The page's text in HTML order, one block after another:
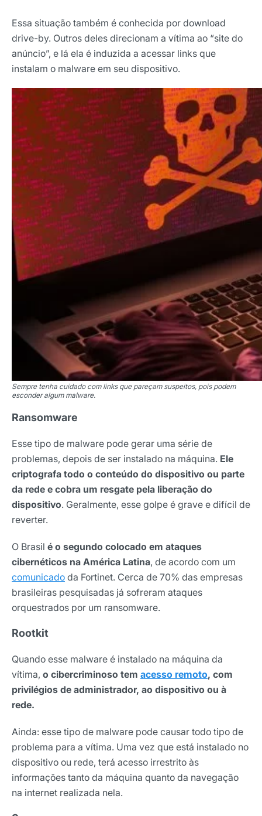
Essa situação também é conhecida por download
drive-by. Outros deles direcionam a vítima ao “site do
anúncio”, e lá ela é induzida a acessar links que
instalam o malware em seu dispositivo.
Sempre tenha cuidado com links que pareçam suspeitos, pois podem
esconder algum malware.
Ransomware
Esse tipo de malware pode gerar uma série de
problemas, depois de ser instalado na máquina. Ele
criptografa todo o conteúdo do dispositivo ou parte
da rede e cobra um resgate pela liberação do
dispositivo. Geralmente, esse golpe é grave e difícil de
reverter.
O Brasil é o segundo colocado em ataques
cibernéticos na América Latina, de acordo com um
comunicado da Fortinet. Cerca de 70% das empresas
brasileiras pesquisadas já sofreram ataques
orquestrados por um ransomware.
Rootkit
Quando esse malware é instalado na máquina da
vítima, o cibercriminoso tem acesso remoto, com
privilégios de administrador, ao dispositivo ou à
rede.
Ainda: esse tipo de malware pode causar todo tipo de
problema para a vítima. Uma vez que está instalado no
dispositivo ou rede, terá acesso irrestrito às
informações tanto da máquina quanto da navegação
na internet realizada nela.
Receba os melhores insights da Locaweb
Tendências e materiais exclusivos do mercado